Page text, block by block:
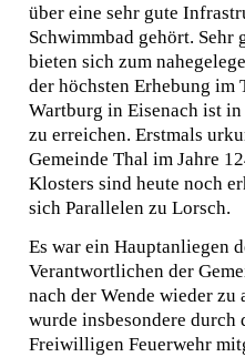
Giebau
Sternberk
KULTURPROJEKTE
THEATER
über eine sehr gute
Schwimmbad gehört.
bieten sich zum
der höchsten Erhebung im
Wartburg in Eisenach ist
zu erreichen. Erstmals
Gemeinde Thal im Jahre
Klosters sind heute noch
sich Parallelen zu Lorsch.
Es war ein Hauptanliegen
Verantwortlichen der
nach der Wende wieder
wurde insbesondere
Freiwilligen Feuerwehr